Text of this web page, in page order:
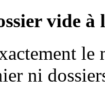
vide à
le
ni